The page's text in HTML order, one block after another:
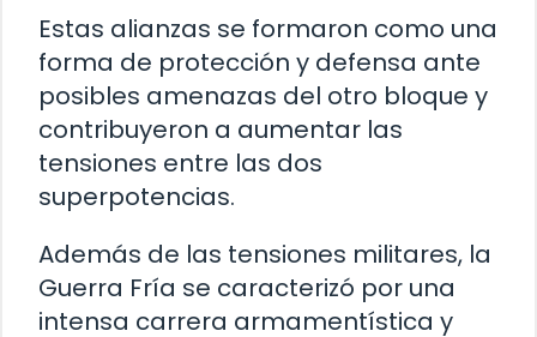
Estas alianzas se formaron como una
forma de protección y defensa ante
posibles amenazas del otro bloque y
contribuyeron a aumentar las
tensiones entre las dos
superpotencias.
Además de las tensiones militares, la
Guerra Fría se caracterizó por una
intensa carrera armamentística y